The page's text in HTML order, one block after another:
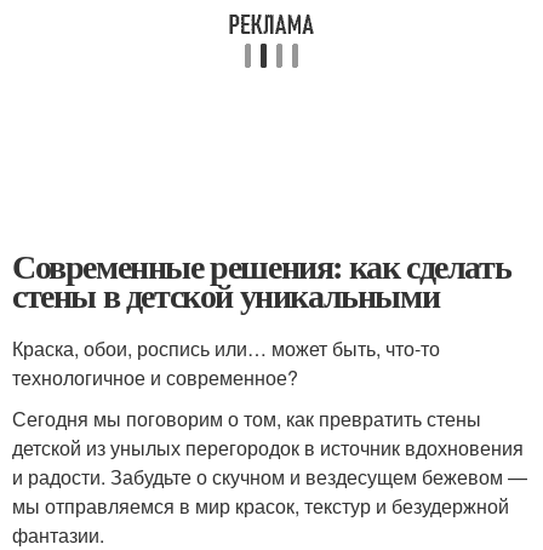
Современные решения: как сделать
стены в детской уникальными
Краска, обои, роспись или… может быть, что-то
технологичное и современное?
Сегодня мы поговорим о том, как превратить стены
детской из унылых перегородок в источник вдохновения
и радости. Забудьте о скучном и вездесущем бежевом —
мы отправляемся в мир красок, текстур и безудержной
фантазии.